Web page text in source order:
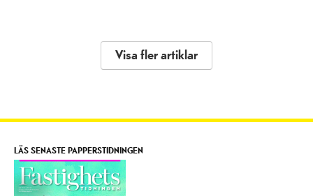
Visa fler artiklar
LÄS SENASTE PAPPERSTIDNINGEN